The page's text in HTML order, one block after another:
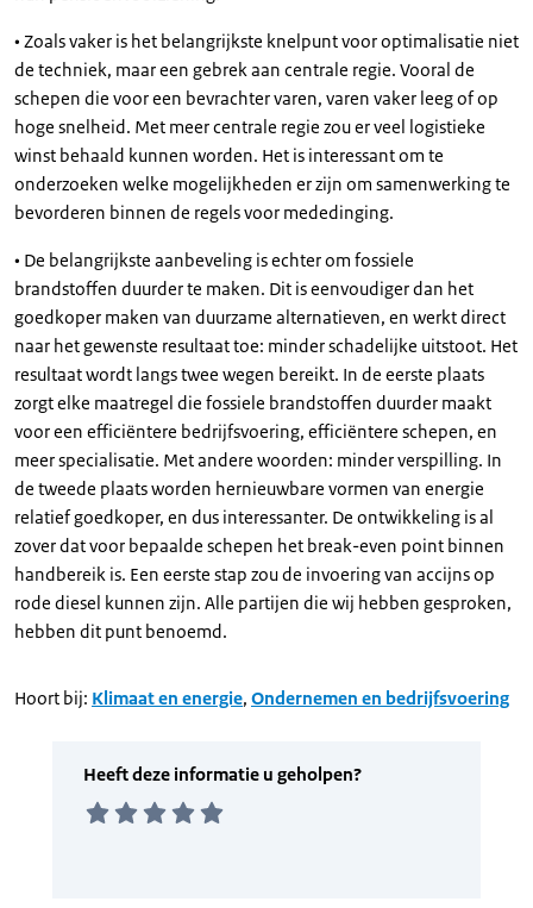
• Zoals vaker is het belangrijkste knelpunt voor optimalisatie niet
de techniek, maar een gebrek aan centrale regie. Vooral de
schepen die voor een bevrachter varen, varen vaker leeg of op
hoge snelheid. Met meer centrale regie zou er veel logistieke
winst behaald kunnen worden. Het is interessant om te
onderzoeken welke mogelijkheden er zijn om samenwerking te
bevorderen binnen de regels voor mededinging.
• De belangrijkste aanbeveling is echter om fossiele
brandstoffen duurder te maken. Dit is eenvoudiger dan het
goedkoper maken van duurzame alternatieven, en werkt direct
naar het gewenste resultaat toe: minder schadelijke uitstoot. Het
resultaat wordt langs twee wegen bereikt. In de eerste plaats
zorgt elke maatregel die fossiele brandstoffen duurder maakt
voor een efficiëntere bedrijfsvoering, efficiëntere schepen, en
meer specialisatie. Met andere woorden: minder verspilling. In
de tweede plaats worden hernieuwbare vormen van energie
relatief goedkoper, en dus interessanter. De ontwikkeling is al
zover dat voor bepaalde schepen het break-even point binnen
handbereik is. Een eerste stap zou de invoering van accijns op
rode diesel kunnen zijn. Alle partijen die wij hebben gesproken,
hebben dit punt benoemd.
Hoort bij: Klimaat en energie, Ondernemen en bedrijfsvoering